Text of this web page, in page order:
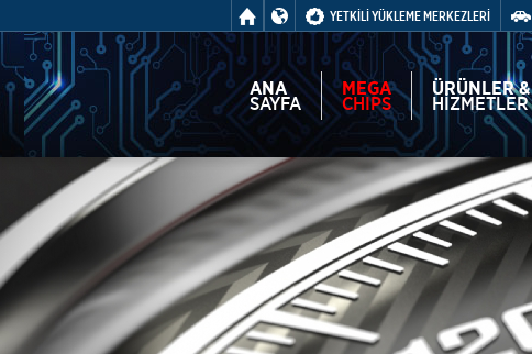
YETKİLİ YÜKLEME MERKEZLERİ
ANA
SAYFA
MEGA
CHIPS
ÜRÜNLER &
HİZMETLER